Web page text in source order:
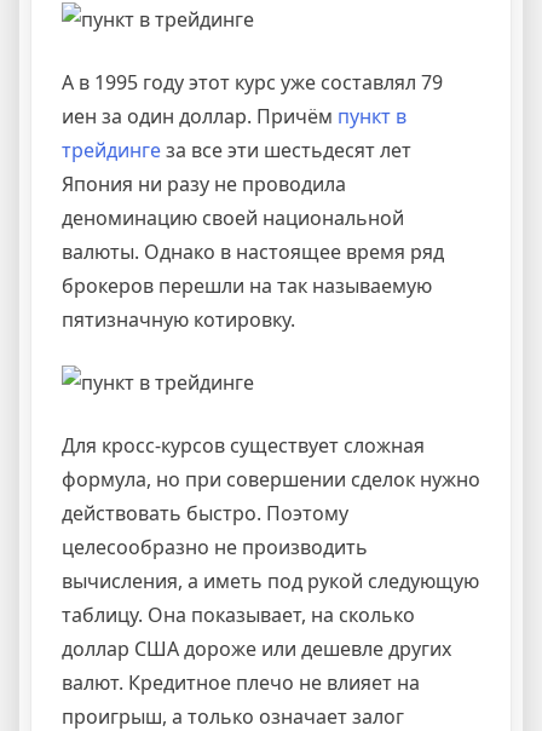
А в 1995 году этот курс уже составлял 79
иен за один доллар. Причём пункт в
трейдингеза все эти шестьдесят лет
Япония ни разу не проводила
деноминацию своей национальной
валюты. Однако в настоящее время ряд
брокеров перешли на так называемую
пятизначную котировку.
Для кросс-курсов существует сложная
формула, но при совершении сделок нужно
действовать быстро. Поэтому
целесообразно не производить
вычисления, а иметь под рукой следующую
таблицу. Она показывает, на сколько
доллар США дороже или дешевле других
валют. Кредитное плечо не влияет на
проигрыш, а только означает залог